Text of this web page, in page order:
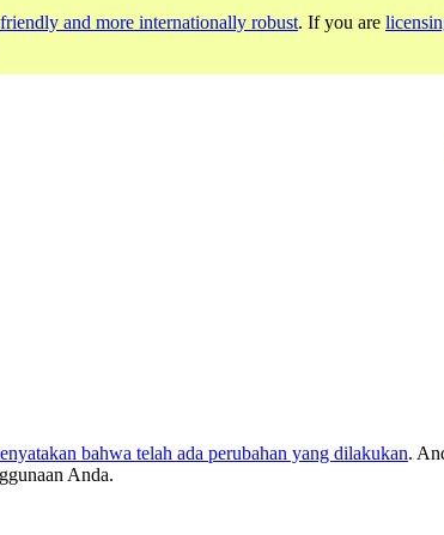
and more internationally robust. If you are
bahwa telah ada perubahan yang dilakukan.
Anda.